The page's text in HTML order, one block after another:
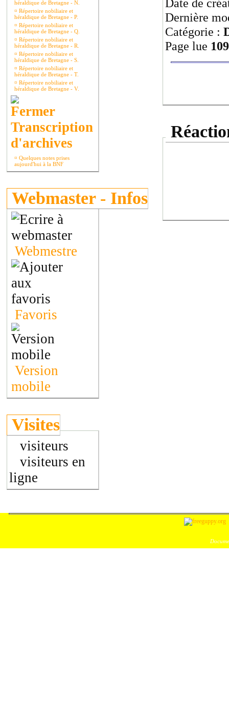
héraldique de Bretagne - N.
¤ Répertoire nobiliaire et
héraldique de Bretagne - P.
¤ Répertoire nobiliaire et
héraldique de Bretagne - Q.
¤ Répertoire nobiliaire et
héraldique de Bretagne - R.
¤ Répertoire nobiliaire et
héraldique de Bretagne - S.
¤ Répertoire nobiliaire et
héraldique de Bretagne - T.
¤ Répertoire nobiliaire et
héraldique de Bretagne - V.
Transcription
d'archives
¤ Quelques notes prises
aujourd'hui à la BNF
Webmaster - Infos
Webmestre
Favoris
Version
mobile
Visites
visiteurs
visiteurs en
ligne
Date de
Dernière
Catégorie :
Page lue